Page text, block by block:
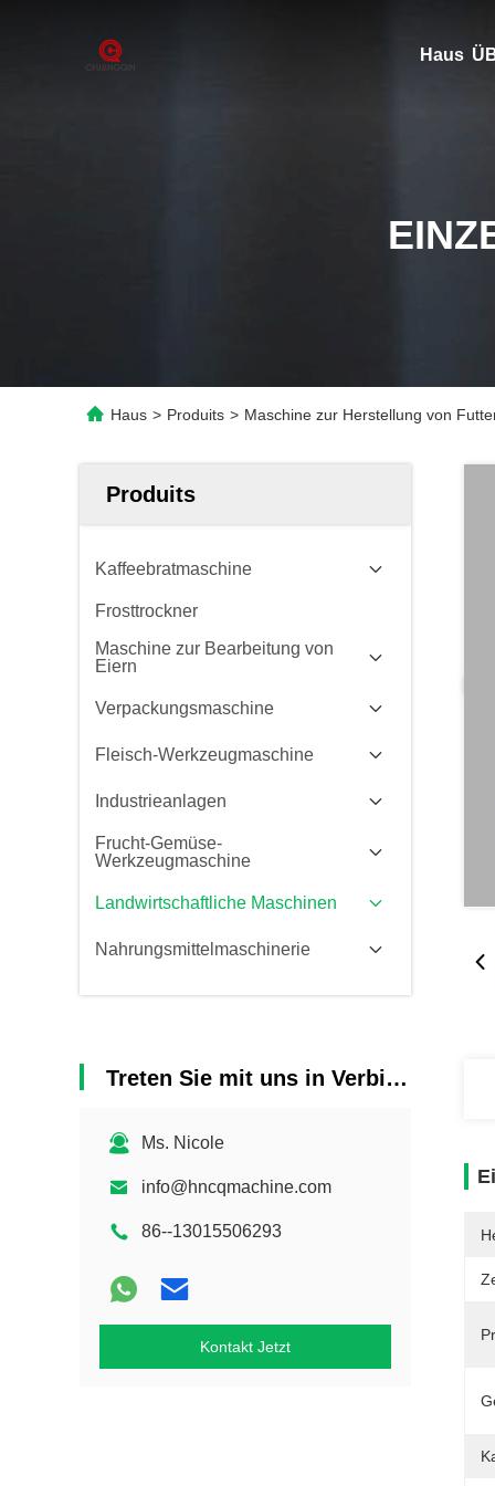
Haus
Haus > Produits > Maschine zur Herstellung von
Produits
Kaffeebratmaschine
Frosttrockner
Maschine zur Bearbeitung von
Eiern
Verpackungsmaschine
Fleisch-Werkzeugmaschine
Industrieanlagen
Frucht-Gemüse-
Werkzeugmaschine
Landwirtschaftliche Maschinen
Nahrungsmittelmaschinerie
Treten Sie mit uns in Verbindung
Ms. Nicole
info@hncqmachine.com
86--13015506293
Kontakt Jetzt